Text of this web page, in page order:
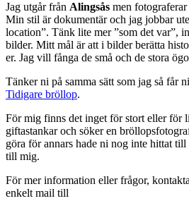
Jag utgår från Alingsås men
Min stil är dokumentär och jag jobbar
location”. Tänk lite mer”som det var”,
bilder. Mitt mål är att i bilder berätta
er. Jag vill fånga de små och de stora
Tänker ni på samma sätt som jag så får
Tidigare bröllop.
För mig finns det inget för stort eller för
giftastankar och söker en
göra för annars hade ni nog inte hittat till
till mig.
För mer information eller frågor,
enkelt mail till